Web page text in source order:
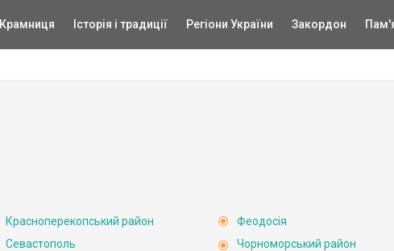
Крамниця Історія і традиції Регіони України Закордон
Красноперекопський район
Севастополь
Феодосія
Чорноморський район